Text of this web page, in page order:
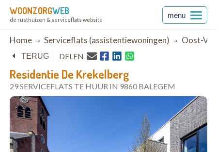
WOONZORGWEB
dé rusthuizen & serviceflats website
menu
Breadcrumb
Home Serviceflats (assistentiewoningen) Oost-
Residentie De Krekelberg
29 SERVICEFLATS TE HUUR IN 9860 BALEGEM
TERUG DELEN
open in Google Maps